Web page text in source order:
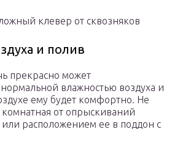
клевер от сквозняков
и полив
прекрасно может
нормальной влажностью воздуха и
ему будет комфортно. Не
комнатная от опрыскиваний
расположением ее в поддон с